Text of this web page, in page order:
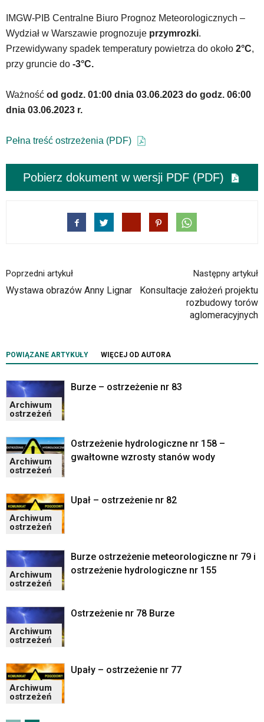
dedykowane
skróty
klawiaturowe,
nawigacja
jest
w
Na
portalu
oraz
ramek.
Elementy
obsługiwane
za
pomocą
klawiszy
lub
odpowiadających
skrótów
czytniku
oraz
wyposażone
dedykowane
klawiaturowe
przyjęte
dla
danej
IMGW-PIB Centralne Biuro Prognoz Meteorologicznych –
Wydział w Warszawie prognozuje przymrozki.
Przewidywany spadek temperatury powietrza do około 2°C,
przy gruncie do -3°C.
Ważność od godz. 01:00 dnia 03.06.2023 do godz. 06:00
dnia 03.06.2023 r.
Pełna treść ostrzeżenia (PDF)
Pobierz dokument w wersji PDF (PDF)
Poprzedni artykuł
Wystawa obrazów Anny Lignar
Następny artykuł
Konsultacje założeń projektu
rozbudowy torów
aglomeracyjnych
POWIĄZANE ARTYKUŁY WIĘCEJ OD AUTORA
Archiwum
ostrzeżeń
Burze – ostrzeżenie nr 83
Archiwum
ostrzeżeń
Ostrzeżenie hydrologiczne nr 158 –
gwałtowne wzrosty stanów wody
Archiwum
ostrzeżeń
Upał – ostrzeżenie nr 82
Archiwum
ostrzeżeń
Burze ostrzeżenie meteorologiczne nr 79 i
ostrzeżenie hydrologiczne nr 155
Archiwum
ostrzeżeń
Ostrzeżenie nr 78 Burze
Archiwum
ostrzeżeń
Upały – ostrzeżenie nr 77